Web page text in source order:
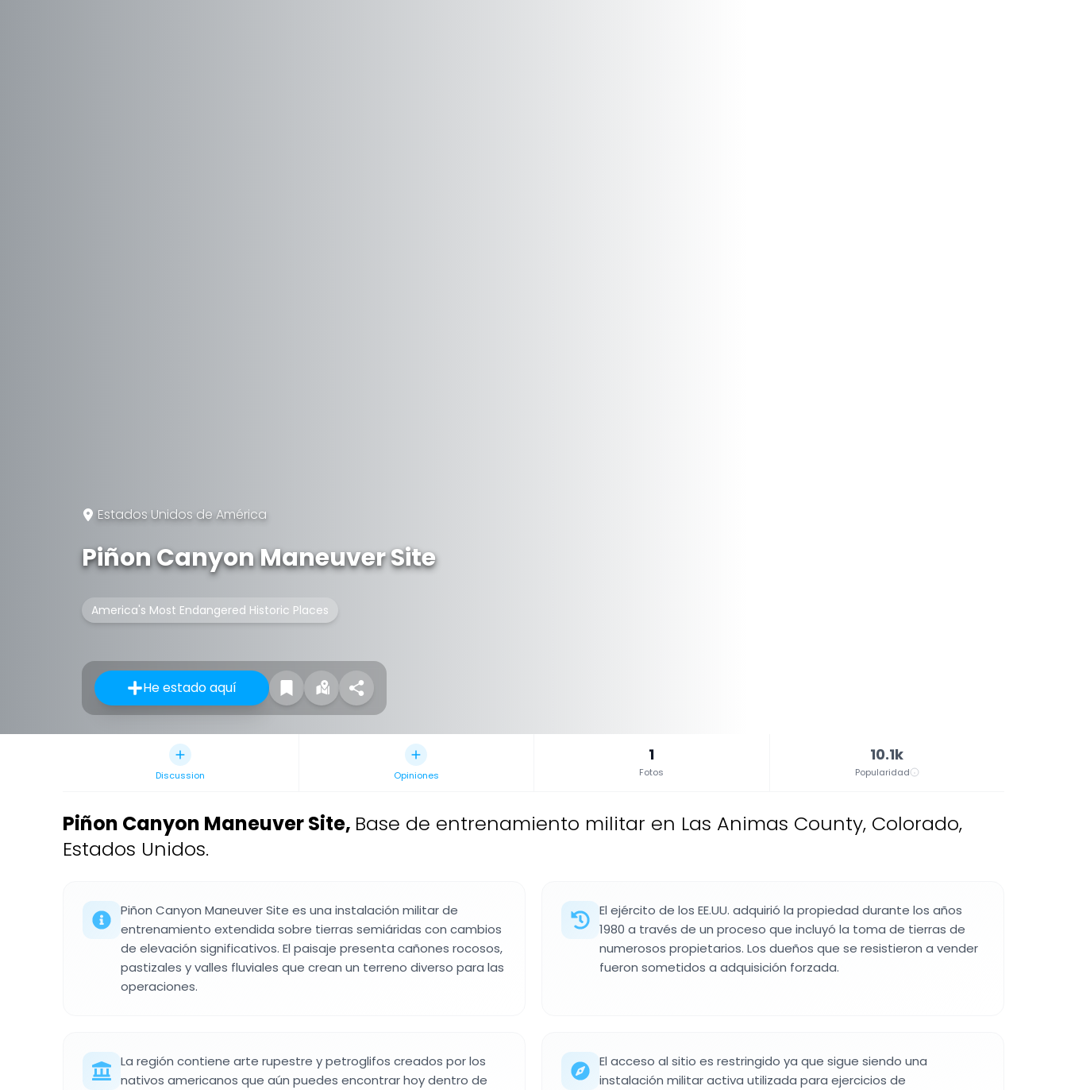
Estados Unidos de América
Piñon Canyon Maneuver Site
America's Most Endangered Historic Places
He estado aquí
Discussion Opiniones
1
Fotos
10.1k
Popularidad
Piñon Canyon Maneuver Site, Base de entrenamiento militar en Las Animas County, Colorado,
Estados Unidos.
Piñon Canyon Maneuver Site es una instalación militar de
entrenamiento extendida sobre tierras semiáridas con cambios
de elevación significativos. El paisaje presenta cañones rocosos,
pastizales y valles fluviales que crean un terreno diverso para las
operaciones.
El ejército de los EE.UU. adquirió la propiedad durante los años
1980 a través de un proceso que incluyó la toma de tierras de
numerosos propietarios. Los dueños que se resistieron a vender
fueron sometidos a adquisición forzada.
La región contiene arte rupestre y petroglifos creados por los
nativos americanos que aún puedes encontrar hoy dentro de
El acceso al sitio es restringido ya que sigue siendo una
instalación militar activa utilizada para ejercicios de